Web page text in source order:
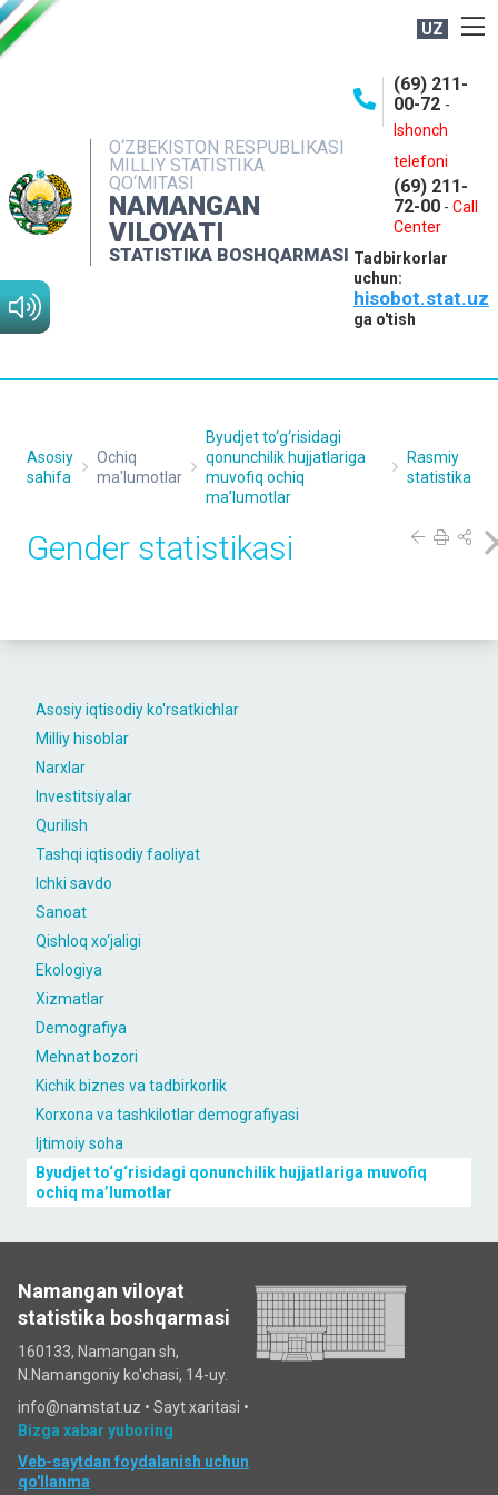
UZ
O‘ZBEKISTON RESPUBLIKASI
MILLIY STATISTIKA
QO‘MITASI
NAMANGAN
VILOYATI
STATISTIKA BOSHQARMASI
(69) 211-
00-72 -
Ishonch
telefoni
(69) 211-
72-00 - Call
Center
Tadbirkorlar
uchun:
hisobot.stat.uz
ga o'tish
NASHRLAR
INTERAKTIV XIZMATLAR
MATBUOT XIZMATI
MUROJAATLAR
Asosiy iqtisodiy ko'rsatkichlar
Milliy hisoblar
Narxlar
Investitsiyalar
Qurilish
Tashqi iqtisodiy faoliyat
Ichki savdo
Sanoat
Qishloq xo‘jaligi
Ekologiya
Xizmatlar
Demografiya
Mehnat bozori
Kichik biznes va tadbirkorlik
Korxona va tashkilotlar demografiyasi
Ijtimoiy soha
Byudjet to‘g‘risidagi qonunchilik hujjatlariga muvofiq
ochiq maʼlumotlar
Asosiy
sahifa
Ochiq
ma'lumotlar
Byudjet to‘g‘risidagi
qonunchilik hujjatlariga
muvofiq ochiq
maʼlumotlar
Rasmiy
statistika
Gender statistikasi
Namangan viloyat
statistika boshqarmasi
160133, Namangan sh,
N.Namangoniy ko'chasi, 14-uy.
info@namstat.uz • Sayt xaritasi •
Bizga xabar yuboring
Veb-saytdan foydalanish uchun
qo'llanma